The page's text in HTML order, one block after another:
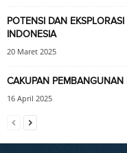
POTENSI DAN
INDONESIA
20 Maret 2025
CAKUPAN PEMBANGUNAN
16 April 2025